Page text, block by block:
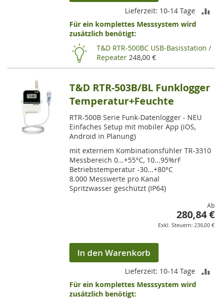
Lieferzeit: 10-14 Tage
Für ein komplettes Messsystem wird
zusätzlich benötigt:
T&D RTR-500BC USB-Basisstation /
Repeater 248,00 €
T&D RTR-503B/BL Funklogger
Temperatur+Feuchte
RTR-500B Serie Funk-Datenlogger - NEU
Einfaches Setup mit mobiler App (iOS,
Android in Planung)
mit externem Kombinationsfühler TR-3310
Messbereich 0...+55°C, 10...95%rF
Betriebstemperatur -30...+80°C
8.000 Messwerte pro Kanal
Spritzwasser geschützt (IP64)
Ab
280,84 €
236,00 €
In den Warenkorb
Lieferzeit: 10-14 Tage
Für ein komplettes Messsystem wird
zusätzlich benötigt: